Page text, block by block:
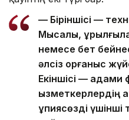
— Біріншісі —
Мысалы,
немесе бет
әлсіз қорғаныс
Екіншісі — адами
қызметкерлердің
құпиясөзді